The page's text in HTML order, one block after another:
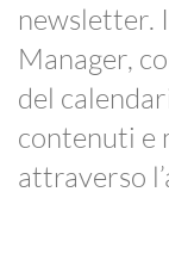
newsletter.
Manager,
del
contenuti e
attraverso